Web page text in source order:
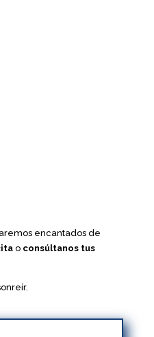
encantados de
o consúltanos tus